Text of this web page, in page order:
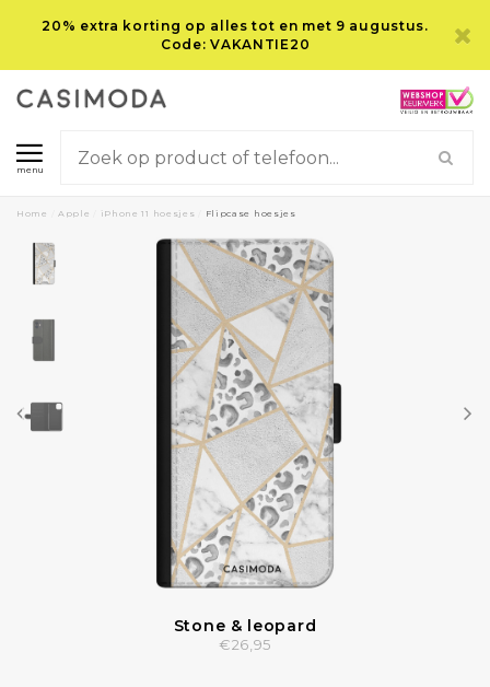
20% extra korting op alles tot en met 9 augustus.
Code: VAKANTIE20
menu
Home Apple iPhone 11 hoesjes Flipcase hoesjes
Stone & leopard
€26,95